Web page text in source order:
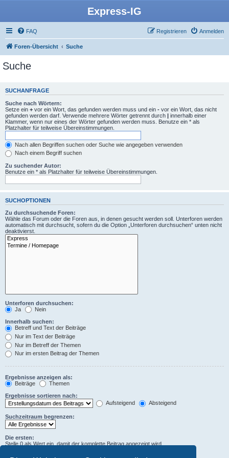
Express-IG
FAQ Anmelden
Registrieren
Foren-Übersicht Suche
Suche
SUCHANFRAGE
Suche nach Wörtern:
Setze ein + vor ein Wort, das gefunden werden muss und ein - vor ein Wort, das nicht
gefunden werden darf. Verwende mehrere Wörter getrennt durch | innerhalb einer
Klammer, wenn nur eines der Wörter gefunden werden muss. Benutze ein * als
Platzhalter für teilweise Übereinstimmungen.
Nach allen Begriffen suchen oder Suche wie angegeben verwenden
Nach einem Begriff suchen
Zu suchender Autor:
Benutze ein * als Platzhalter für teilweise Übereinstimmungen.
SUCHOPTIONEN
Zu durchsuchende Foren:
Wähle das Forum oder die Foren aus, in denen gesucht werden soll. Unterforen werden
automatisch mit durchsucht, sofern du die Option „Unterforen durchsuchen“ unten nicht
deaktivierst.
Unterforen durchsuchen:
Ja
Nein
Innerhalb suchen:
Betreff und Text der Beiträge
Nur im Text der Beiträge
Nur im Betreff der Themen
Nur im ersten Beitrag der Themen
Ergebnisse anzeigen als:
Beiträge
Themen
Ergebnisse sortieren nach:
Aufsteigend
Absteigend
Suchzeitraum begrenzen:
Die ersten:
Stelle 0 als Wert ein, damit der komplette Beitrag angezeigt wird.